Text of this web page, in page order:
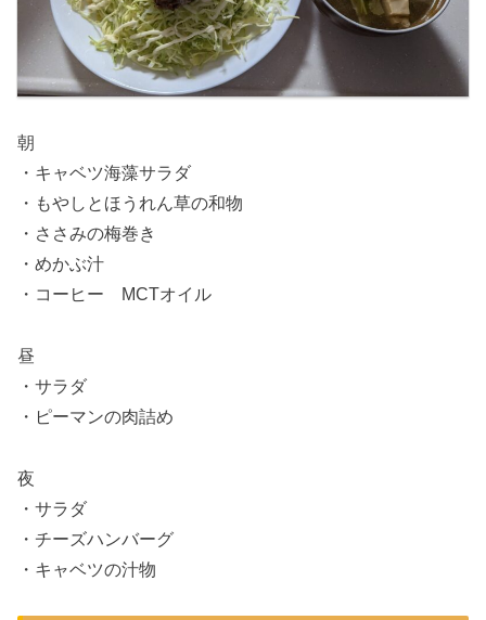
朝
・キャベツ海藻サラダ
・もやしとほうれん草の和物
・ささみの梅巻き
・めかぶ汁
・コーヒー MCTオイル
昼
・サラダ
・ピーマンの肉詰め
夜
・サラダ
・チーズハンバーグ
・キャベツの汁物